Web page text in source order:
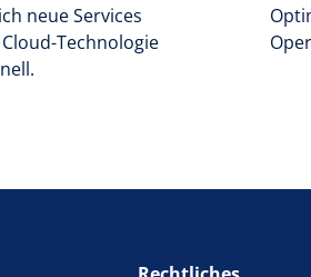
neue Services
Technologie